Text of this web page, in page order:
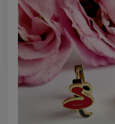
DO KOSZYKA